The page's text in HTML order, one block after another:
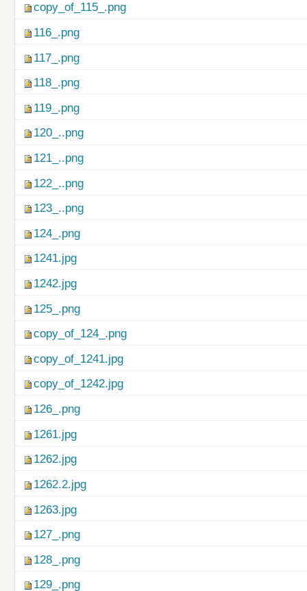
copy_of_115_.png
116_.png
117_.png
118_.png
119_.png
120_..png
121_..png
122_..png
123_..png
124_.png
1241.jpg
1242.jpg
125_.png
copy_of_124_.png
copy_of_1241.jpg
copy_of_1242.jpg
126_.png
1261.jpg
1262.jpg
1262.2.jpg
1263.jpg
127_.png
128_.png
129_.png